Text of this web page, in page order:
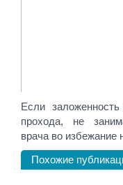
Если
прохода, не
врача во избежание
Похожие